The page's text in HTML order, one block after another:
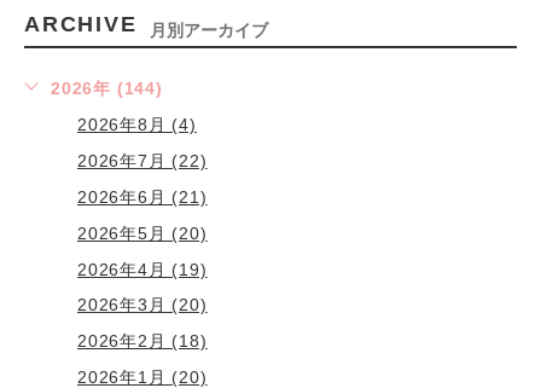
ARCHIVE 月別アーカイブ
2026年 (144)
2026年8月 (4)
2026年7月 (22)
2026年6月 (21)
2026年5月 (20)
2026年4月 (19)
2026年3月 (20)
2026年2月 (18)
2026年1月 (20)